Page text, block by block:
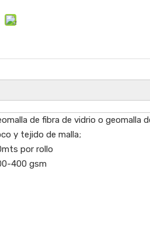
de fibra de vidrio o geomalla
y tejido de malla;
por rollo
400 gsm